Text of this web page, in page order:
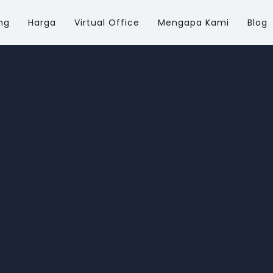
Harga Virtual Office Mengapa Kami Blog